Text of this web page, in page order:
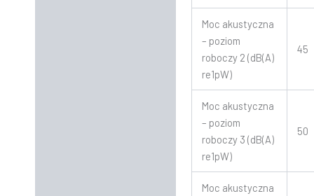
Moc akustyczna
– poziom
roboczy 2 (dB(A)
re1pW)
45
Moc akustyczna
– poziom
roboczy 3 (dB(A)
re1pW)
50
Moc akustyczna